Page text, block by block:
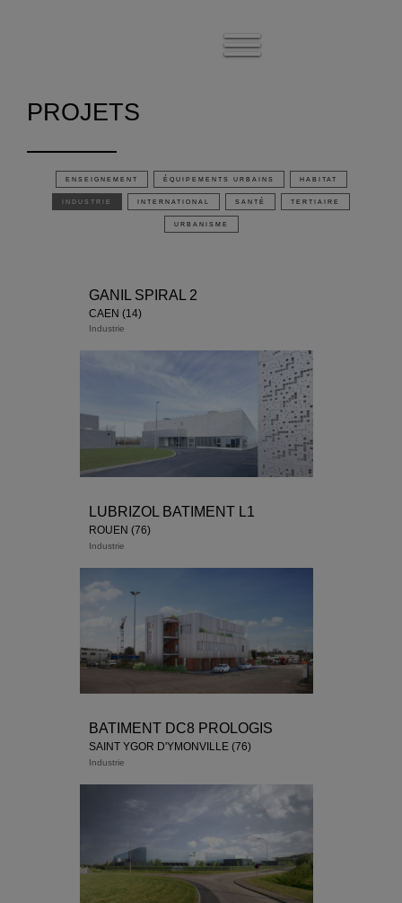
Afficher
le
PROJETS
ENSEIGNEMENT ÉQUIPEMENTS URBAINS HABITAT
INDUSTRIE INTERNATIONAL SANTÉ TERTIAIRE
URBANISME
GANIL SPIRAL 2
CAEN (14)
Industrie
LUBRIZOL BATIMENT L1
ROUEN (76)
Industrie
BATIMENT DC8 PROLOGIS
SAINT YGOR D'YMONVILLE (76)
Industrie